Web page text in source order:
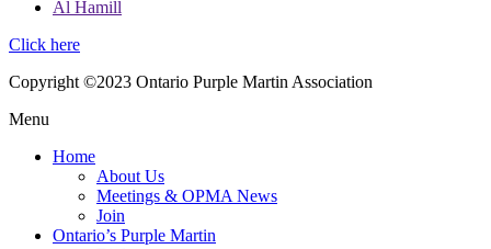
Al Hamill
Click here
Copyright ©2023 Ontario Purple Martin Association
Menu
Home
About Us
Meetings & OPMA News
Join
Ontario’s Purple Martin